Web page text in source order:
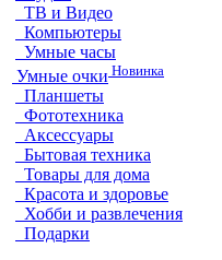
ТВ и Видео
Компьютеры
Умные часы
Умные очки Новинка
Планшеты
Фототехника
Аксессуары
Бытовая техника
Товары для дома
Красота и здоровье
Хобби и развлечения
Подарки